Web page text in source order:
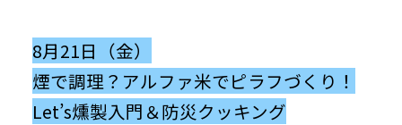
8月21日 （金）
煙で調理？アルファ米でピラフづくり！
Let’s燻製入門＆防災クッキング